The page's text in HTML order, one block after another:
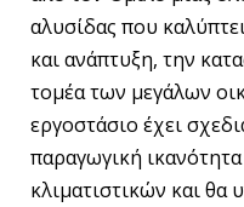
αλυσίδας που
και ανάπτυξη, την
τομέα των μεγάλων
εργοστάσιο έχει
παραγωγική
κλιματιστικών και θα